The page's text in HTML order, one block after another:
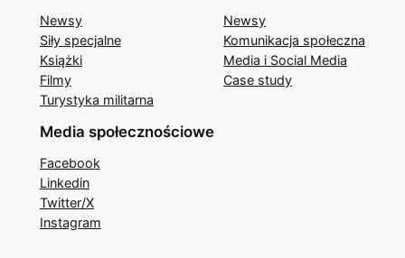
Newsy
Siły specjalne
Książki
Filmy
Turystyka militarna
Newsy
Komunikacja społeczna
Media i Social Media
Case study
Media społecznościowe
Facebook
Linkedin
Twitter/X
Instagram